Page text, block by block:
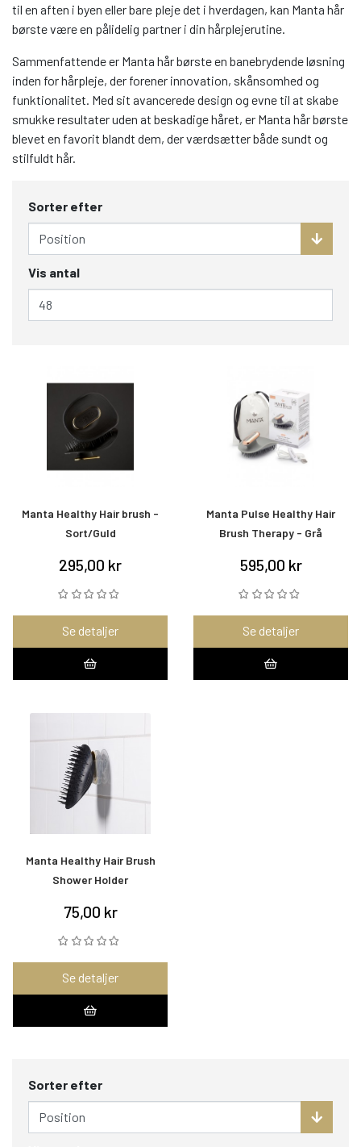
til en aften i byen eller bare pleje det i hverdagen, kan Manta hår
børste være en pålidelig partner i din hårplejerutine.
Sammenfattende er Manta hår børste en banebrydende løsning
inden for hårpleje, der forener innovation, skånsomhed og
funktionalitet. Med sit avancerede design og evne til at skabe
smukke resultater uden at beskadige håret, er Manta hår børste
blevet en favorit blandt dem, der værdsætter både sundt og
stilfuldt hår.
Sorter efter
Vis antal
Manta Healthy Hair brush -
Sort/Guld
295,00 kr
Se detaljer
Manta Pulse Healthy Hair
Brush Therapy - Grå
595,00 kr
Se detaljer
Manta Healthy Hair Brush
Shower Holder
75,00 kr
Se detaljer
Sorter efter